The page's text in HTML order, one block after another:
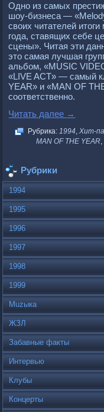
Одно из самых
шоу-бизнеса —
своих читателей
года, ставящих себе
сцены». Читая эти
это самая лучшая
альбом, «MUSIC
«LIVE ACT» — самый
YEAR» и «MAN OF
соответственно.
Читать далее →
Рубрика: 1994, Хит-
MAN OF THE YEAR,
Рубрики
1994
1995
1996
1997
1998
1999
Muzыка
ЖЗЛ
Забавные факты
Интервью
Клубы
Концерты